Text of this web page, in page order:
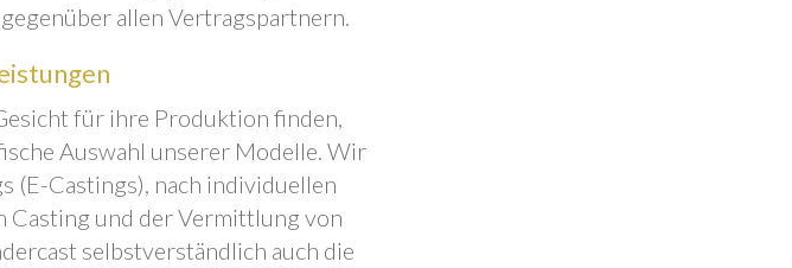
allen Vertragspartnern.
für ihre Produktion finden,
Auswahl unserer Modelle. Wir
(E-Castings), nach individuellen
Casting und der Vermittlung von
selbstverständlich auch die